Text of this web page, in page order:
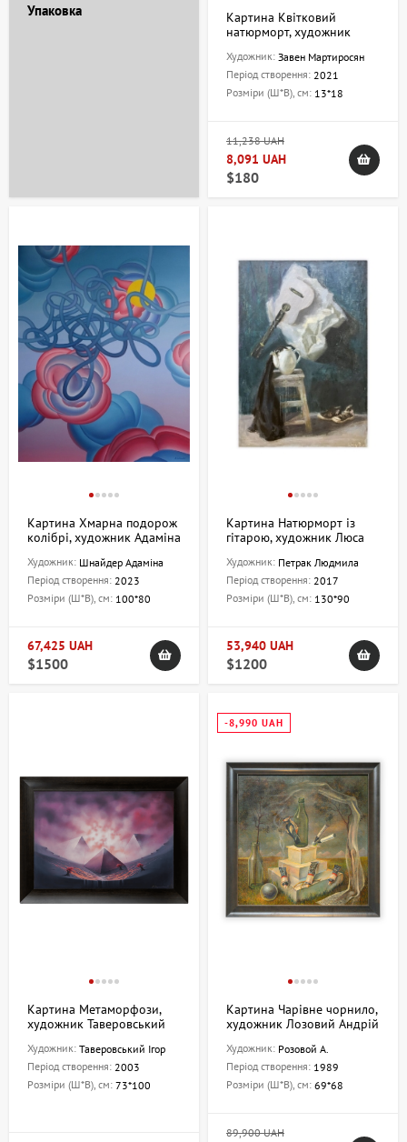
Упаковка
Картина Квітковий
натюрморт, художник
Художник: Завен Мартиросян
Період створення: 2021
Розміри (Ш*В), см: 13*18
11,238 UAH
8,091 UAH
$180
Картина Хмарна подорож
колібрі, художник Адаміна
Художник: Шнайдер Адаміна
Період створення: 2023
Розміри (Ш*В), см: 100*80
67,425 UAH
$1500
Картина Натюрморт із
гітарою, художник Люса
Художник: Петрак Людмила
Період створення: 2017
Розміри (Ш*В), см: 130*90
53,940 UAH
$1200
Картина Метаморфози,
художник Таверовський
Художник: Таверовський Ігор
Період створення: 2003
Розміри (Ш*В), см: 73*100
-8,990 UAH
Картина Чарівне чорнило,
художник Лозовий Андрій
Художник: Розовой А.
Період створення: 1989
Розміри (Ш*В), см: 69*68
89,900 UAH